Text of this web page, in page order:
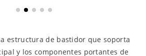
estructura de bastidor que soporta
y los componentes portantes de